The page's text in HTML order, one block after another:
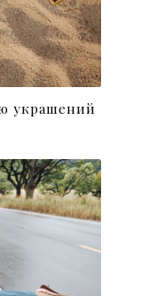
украшений